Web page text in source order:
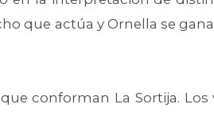
que actúa y Ornella se
conforman La Sortija.